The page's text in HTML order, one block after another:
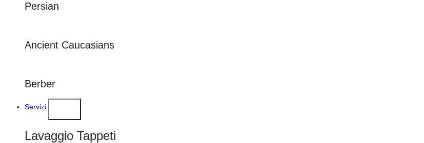
Persian
Ancient Caucasians
Berber
Servizi
Lavaggio Tappeti